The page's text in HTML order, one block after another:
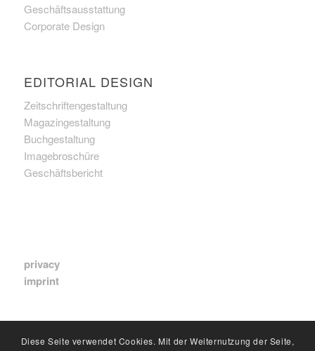
Geschäftsausstattung
Corporate Design
EDITORIAL DESIGN
Zeitschriftengestaltung
Magazingestaltung
Buchgestaltung
Imagebroschüre
Geschäftsbericht
privacy
imprint
Diese Seite verwendet Cookies. Mit der Weiternutzung der Seite,